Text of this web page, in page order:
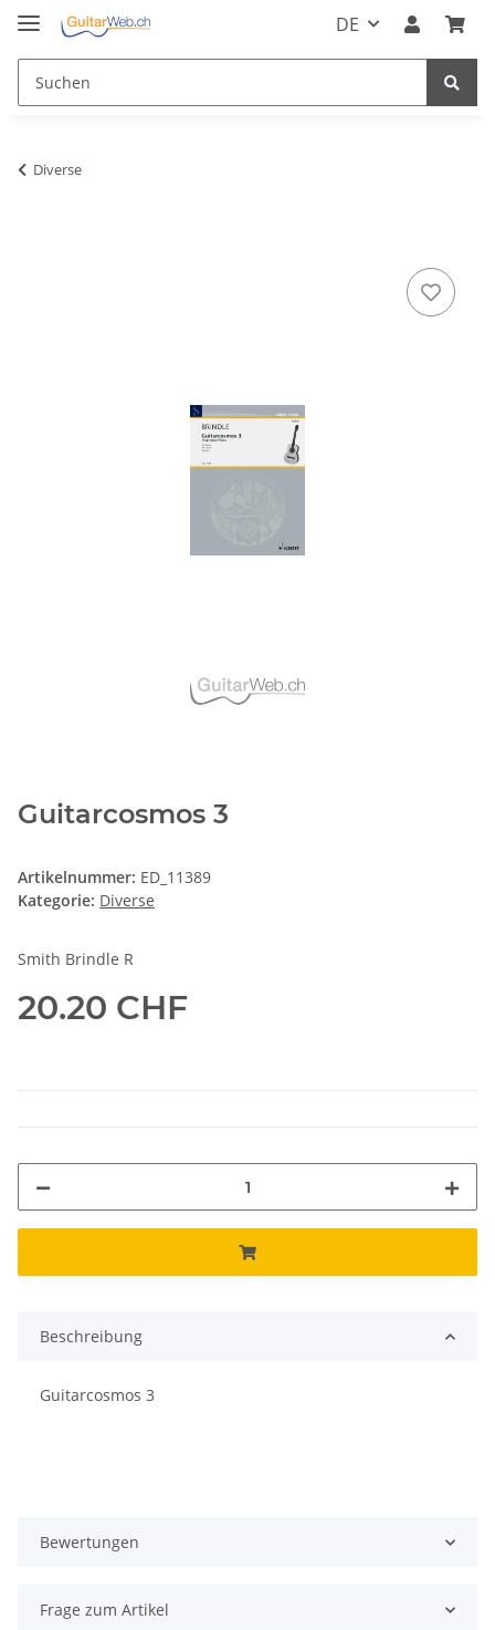
DE
Diverse
Guitarcosmos 3
Artikelnummer: ED_11389
Kategorie: Diverse
Smith Brindle R
20.20 CHF
Beschreibung
Guitarcosmos 3
Bewertungen
Frage zum Artikel